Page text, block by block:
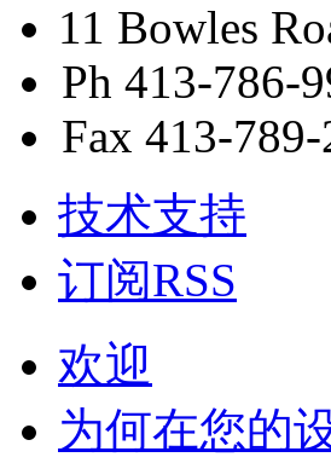
11 Bowles
Ph 413-786-
Fax 413-
技术支持
订阅RSS
欢迎
为何在您的